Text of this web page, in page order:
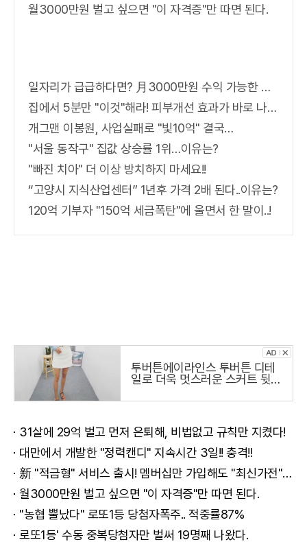
월3000만원 벌고 싶으면 "이 자격증"만 따면 된다.
일자리가 급급하다면? 月3000만원 수익 가능한 이 "자격증" 주목받고 있어..
집에서 5분만 "이것"해라! 피부개선 효과가 바로 나타난다!!
개그맨 이봉원, 사업실패로 "빛10억" 결국…
"서울 동작구" 집값 상승률 1위…이유는?
"빠진 치아" 더 이상 방치하지 마세요!!
“고양시 지식산업센터” 1년후 가격 2배 된다..이유는?
120억 기부자 "150억 세금폭탄"에 울면서 한 말이..!
투버튼에이라인스 투버튼 디테
일로 더욱 멋스러운 스커트 뒷지
31살에 29억 벌고 먼저 은퇴해, 비법없고 규칙만 지켰다!
대만에서 개발한 "정력캔디" 지속시간 3일!! 충격!!
新 "적금형" 서비스 출시! 멤버십만 가입해도 "최신가전" 선착순 100% 무료 경품지원!!
월3000만원 벌고 싶으면 "이 자격증"만 따면 된다.
"농협 뿔났다" 로또1등 당첨자폭주.. 적중률87%
로또1등' 수동 중복당첨자만 벌써 19명째 나왔다.